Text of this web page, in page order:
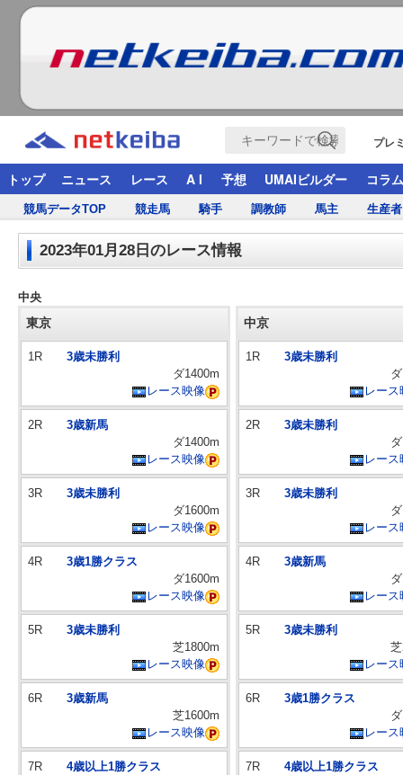
プレ
トップ ニュース レース A I 予想 UMAIビルダー コラム
競馬データTOP 競走馬 騎手 調教師 馬主 生産者
2023年01月28日のレース情報
中央
東京
1R
3歳未勝利
ダ1400m
レース映像
2R
3歳新馬
ダ1400m
レース映像
3R
3歳未勝利
ダ1600m
レース映像
4R
3歳1勝クラス
ダ1600m
レース映像
5R
3歳未勝利
芝1800m
レース映像
6R
3歳新馬
芝1600m
レース映像
7R
4歳以上1勝クラス
中京
1R
3歳未勝利
レース
2R
3歳未勝利
レース
3R
3歳未勝利
レース
4R
3歳新馬
レース
5R
3歳未勝利
レース
6R
3歳1勝クラス
レース
7R
4歳以上1勝クラス